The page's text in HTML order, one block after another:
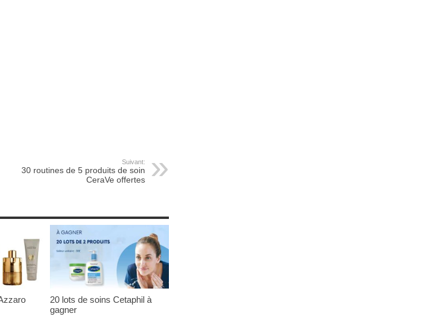
Suivant:
30 routines de 5 produits de soin
CeraVe offertes
20 lots de soins Cetaphil à
gagner